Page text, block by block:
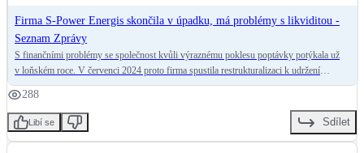
Firma S-Power Energis skončila v úpadku, má problémy s likviditou -
Seznam Zprávy
S finančními problémy se společnost kvůli výraznému poklesu poptávky potýkala už
v loňském roce. V červenci 2024 proto firma spustila restrukturalizaci k udržení
provozu.
288
Libí se Sdílet